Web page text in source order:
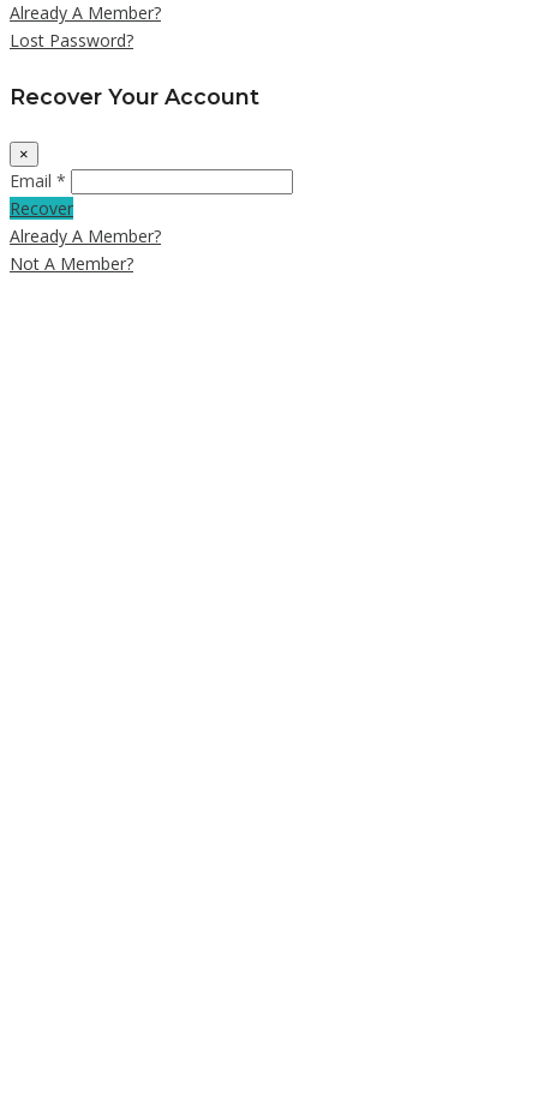
Already A Member?
Lost Password?
Recover Your Account
×
Email *
Recover
Already A Member?
Not A Member?